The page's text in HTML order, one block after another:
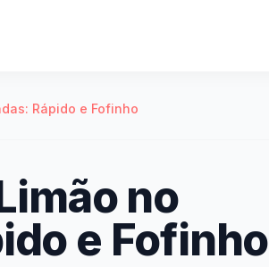
Rápido e Fofinho
no
e Fofinho